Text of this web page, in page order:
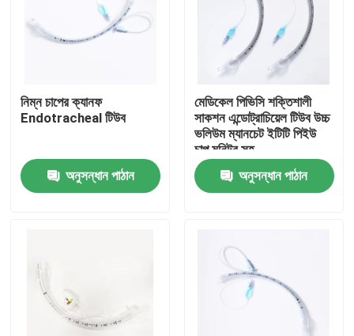
VR প্রদর্শন
নিম্ন চাপের ক্যানফ
Endotracheal টিউব
অনুসন্ধান পাঠান
মেডিকেল পিভিসি শক্তিশালী
সাকশন এন্ডোট্রাচিয়েল টিউব উচ্চ
ভলিউম ম্যানচেট ইটিটি পিইউ
চাপ মনিটর সহ
অনুসন্ধান পাঠান